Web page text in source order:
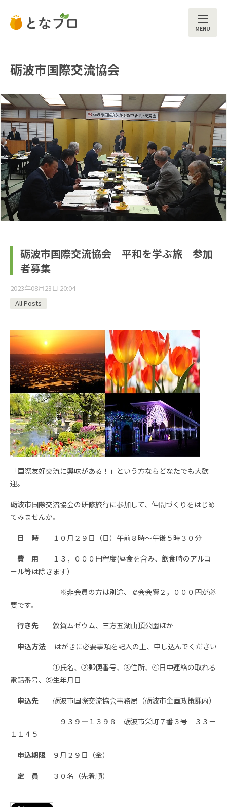
砺波市国際交流協会
砺波市国際交流協会 平和を学ぶ旅 参加
者募集
2023年08月23日 20:04
All Posts
「国際友好交流に興味がある！」という方ならどなたでも大歓
迎。
砺波市国際交流協会の研修旅行に参加して、仲間づくりをはじめ
てみませんか。
日 時 １０月２９日（日）午前８時～午後５時３０分
費 用 １３，０００円程度(昼食を含み、飲食時のアルコ
ール等は除きます）
※非会員の方は別途、協会会費２，０００円が必
要です。
行き先 敦賀ムゼウム、三方五湖山頂公園ほか
申込方法 はがきに必要事項を記入の上、申し込んでください
①氏名、②郵便番号、③住所、④日中連絡の取れる
電話番号、⑤生年月日
申込先 砺波市国際交流協会事務局（砺波市企画政策課内）
９３９―１３９８ 砺波市栄町７番３号 ３３－
１１４５
申込期限 ９月２９日（金）
定 員 ３０名（先着順）